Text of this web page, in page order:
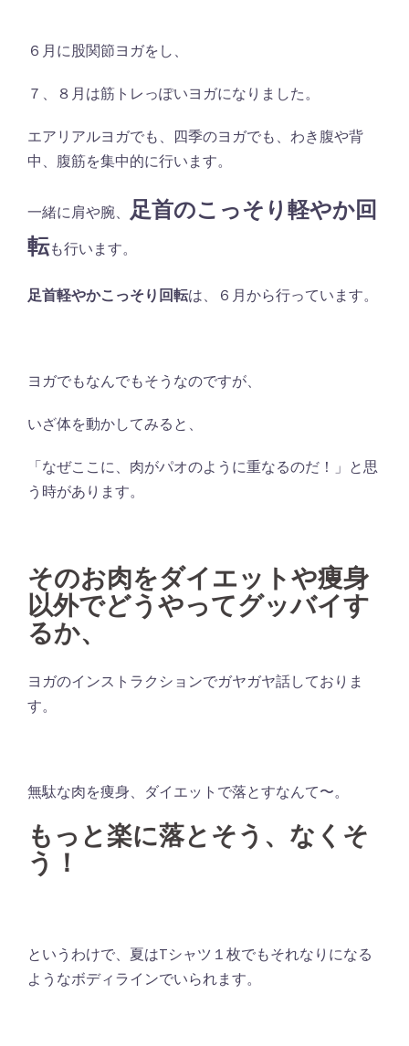
６月に股関節ヨガをし、
７、８月は筋トレっぽいヨガになりました。
エアリアルヨガでも、四季のヨガでも、わき腹や背
中、腹筋を集中的に行います。
一緒に肩や腕、 足首のこっそり軽やか回
転も行います。
足首軽やかこっそり回転は、６月から行っています。
ヨガでもなんでもそうなのですが、
いざ体を動かしてみると、
「なぜここに、肉がパオのように重なるのだ！」と思
う時があります。
そのお肉をダイエットや痩身
以外でどうやってグッバイす
るか、
ヨガのインストラクションでガヤガヤ話しておりま
す。
無駄な肉を痩身、ダイエットで落とすなんて〜。
もっと楽に落とそう、なくそ
う！
というわけで、夏はTシャツ１枚でもそれなりになる
ようなボディラインでいられます。